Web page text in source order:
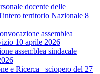
docente delle
territorio Nazionale 8
assemblea
10 aprile 2026
assemblea sindacale
e Ricerca_ sciopero del 27